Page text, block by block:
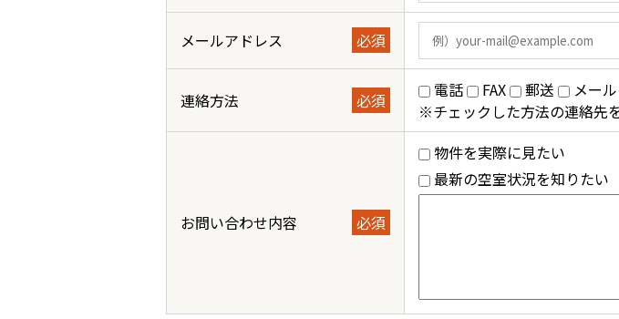
メールアドレス 必須
連絡方法 必須 電話 FAX 郵送
メール
※チェックした方法の連絡先
お問い合わせ内容 必須
物件を実際に見たい
最新の空室状況を知りたい